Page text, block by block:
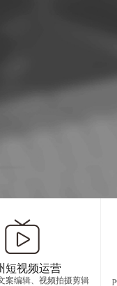
短视频运营
案编辑、视频拍摄剪辑